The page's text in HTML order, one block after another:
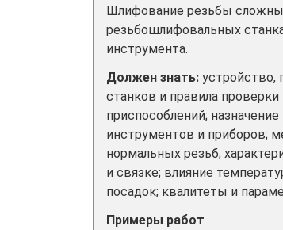
Шлифование резьбы
резьбошлифовальных
инструмента.
Должен знать: устройство,
станков и правила
приспособлений;
инструментов и приборов;
нормальных резьб;
и связке; влияние
посадок; квалитеты и
Примеры работ